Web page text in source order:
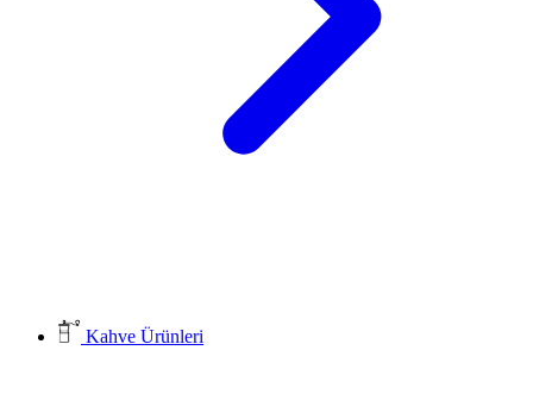
Kahve Ürünleri